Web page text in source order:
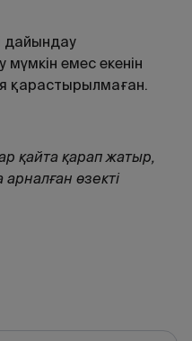
дайындау
емес екенін
қарастырылмаған.
қайта қарап жатыр,
өзекті